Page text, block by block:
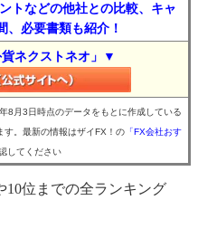
トなどの他社との比較、キャ
、必要書類も紹介！
ネクストネオ」▼
8月3日時点のデータをもとに作成している
す。最新の情報はザイFX！の 「FX会社おす
してください
位までの全ランキング